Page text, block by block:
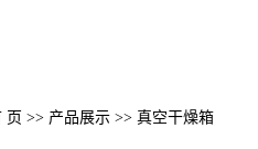
页 >> 产品展示 >> 真空干燥箱